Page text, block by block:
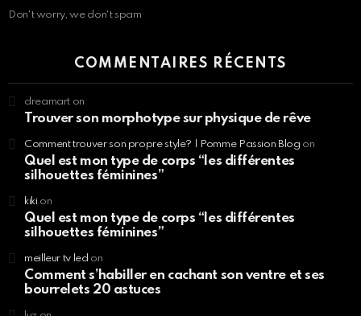
Don't worry, we don't spam
COMMENTAIRES RÉCENTS
dreamart on
Trouver son morphotype sur physique de rêve
Comment trouver son propre style? | Pomme Passion Blog on
Quel est mon type de corps “les différentes
silhouettes féminines”
kikion
Quel est mon type de corps “les différentes
silhouettes féminines”
meilleur tv led on
Comment s’habiller en cachant son ventre et ses
bourrelets 20 astuces